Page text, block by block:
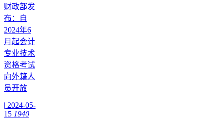
财政部发
布：自
2024年6
月起会计
专业技术
资格考试
向外籍人
员开放
| 2024-05-
15 1940